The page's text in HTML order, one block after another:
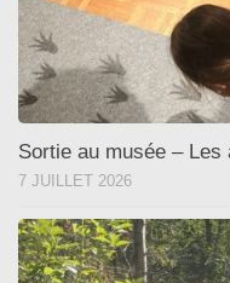
Sortie au musée –
7 JUILLET 2026